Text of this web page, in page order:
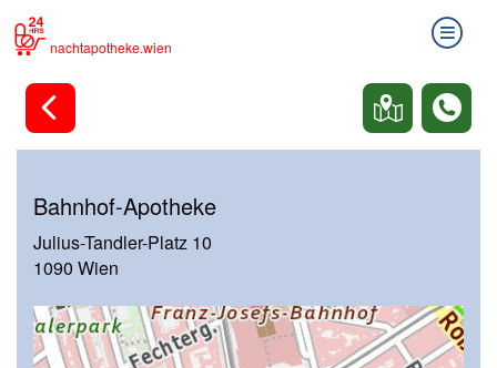
nachtapotheke.wien
Bahnhof-Apotheke
Julius-Tandler-Platz 10
1090 Wien